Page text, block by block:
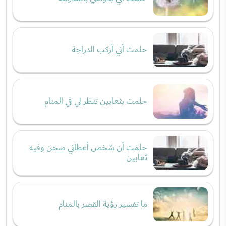
حلمت أني أركب الدراجة
حلمت بثعابين تنظر لي في المنام
حلمت أن شخص أعطاني صحن وفيه
ثعابين
ما تفسير رؤية القصر بالمنام